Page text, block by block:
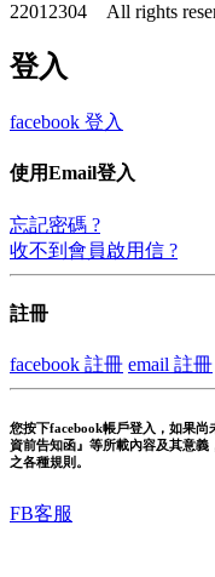
22012304 All rights
登入
facebook 登入
使用Email登入
忘記密碼 ?
收不到會員啟用信 ?
註冊
facebook 註冊 email 註冊
您按下facebook帳戶登入，如果
資前告知函』等所載內容及其意
之各種規則。
FB客服